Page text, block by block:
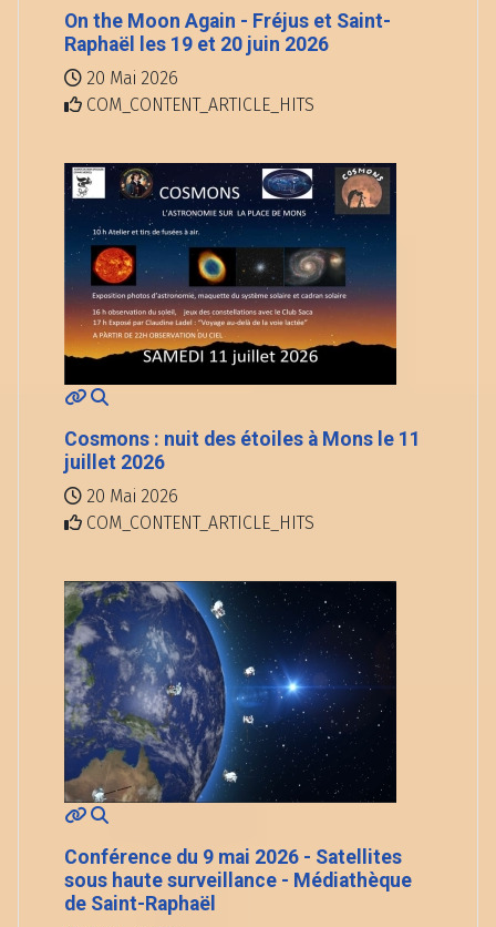
On the Moon Again - Fréjus et Saint-
Raphaël les 19 et 20 juin 2026
20 Mai 2026
COM_CONTENT_ARTICLE_HITS
Cosmons : nuit des étoiles à Mons le 11
juillet 2026
20 Mai 2026
COM_CONTENT_ARTICLE_HITS
Conférence du 9 mai 2026 - Satellites
sous haute surveillance - Médiathèque
de Saint-Raphaël